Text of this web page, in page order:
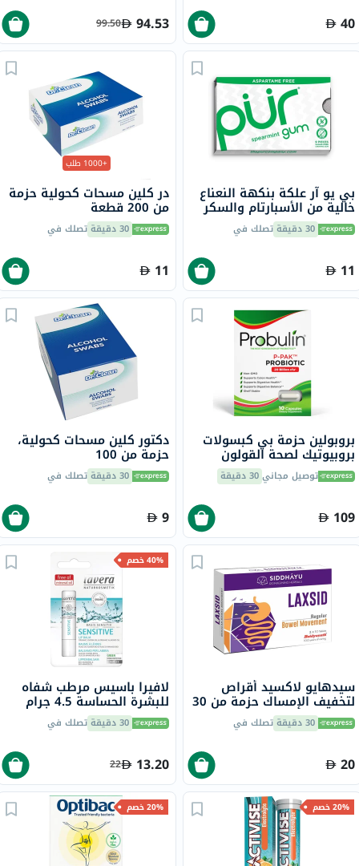
40
94.53
99.50
بي يو آر علكة بنكهة النعناع
خالية من الأسبارتام والسكر
مع إكسيليتول، 9 قطع
30 دقيقة تصلك في
11
+1000 طلب
در كلين مسحات كحولية حزمة
من 200 قطعة
30 دقيقة تصلك في
11
بروبولين حزمة بي كبسولات
بروبيوتيك لصحة القولون
والجهاز الهضمي حزمة من 10
توصيل مجاني30 دقيقة
109
دكتور كلين مسحات كحولية،
حزمة من 100
30 دقيقة تصلك في
9
سيدهايو لاكسيد أقراص
لتخفيف الإمساك حزمة من 30
30 دقيقة تصلك في
20
40% خصم
لافيرا باسيس مرطب شفاه
للبشرة الحساسة 4.5 جرام
30 دقيقة تصلك في
13.20
22
20% خصم 20% خصم